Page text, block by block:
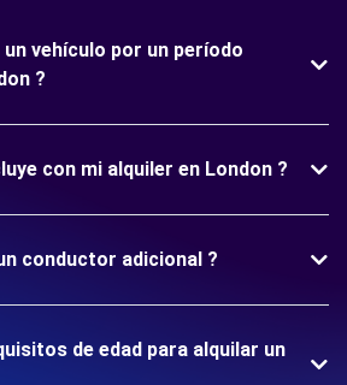
vehículo por un período
?
con mi alquiler en London ?
conductor adicional ?
de edad para alquilar un